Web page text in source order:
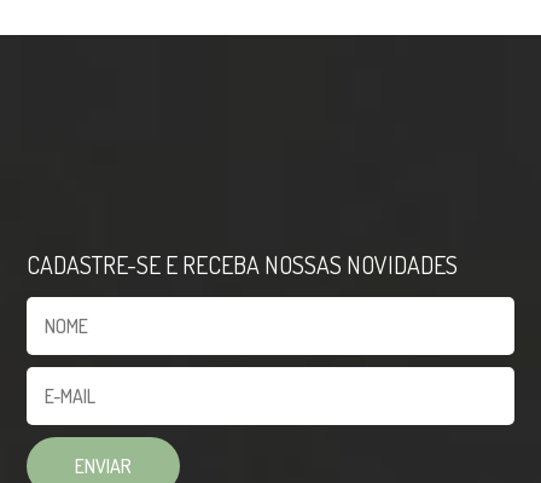
CADASTRE-SE E RECEBA NOSSAS NOVIDADES